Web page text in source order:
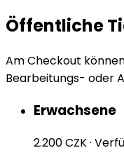
Öffentliche
Am Checkout
Bearbeitungs- oder
Erwachsene
2.200 CZK·